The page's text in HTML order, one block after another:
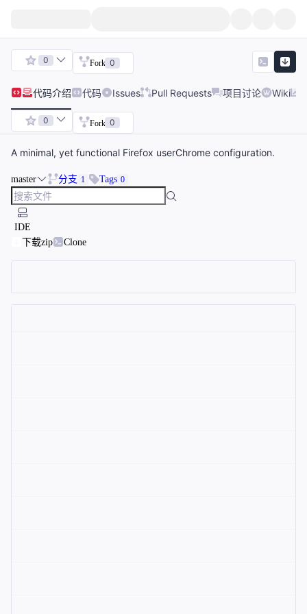
0 Fork 0
代码介绍 代码 Issues Pull Requests 项目讨论 Wiki
0 Fork 0
A minimal, yet functional Firefox userChrome configuration.
master 分支 1 Tags 0
IDE
下载zip
Clone